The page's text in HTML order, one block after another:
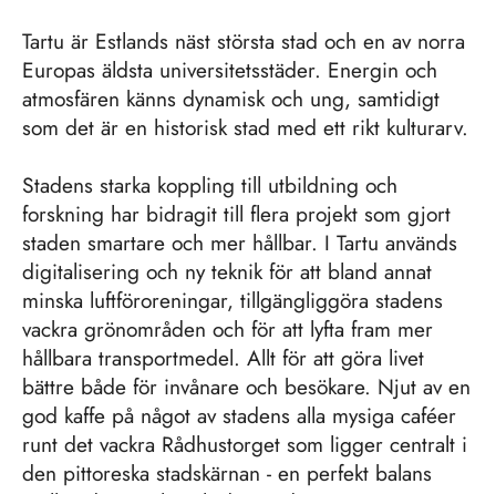
Tartu är Estlands näst största stad och en av norra
Europas äldsta universitetsstäder. Energin och
atmosfären känns dynamisk och ung, samtidigt
som det är en historisk stad med ett rikt kulturarv.
Stadens starka koppling till utbildning och
forskning har bidragit till flera projekt som gjort
staden smartare och mer hållbar. I Tartu används
digitalisering och ny teknik för att bland annat
minska luftföroreningar, tillgängliggöra stadens
vackra grönområden och för att lyfta fram mer
hållbara transportmedel. Allt för att göra livet
bättre både för invånare och besökare. Njut av en
god kaffe på något av stadens alla mysiga caféer
runt det vackra Rådhustorget som ligger centralt i
den pittoreska stadskärnan - en perfekt balans